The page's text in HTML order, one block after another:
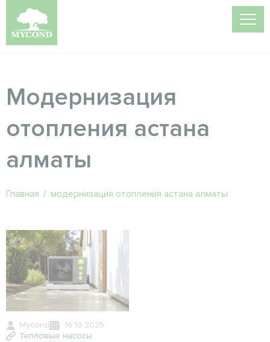
Модернизация
отопления астана
алматы
Главная / модернизация отопления астана алматы
Mycond
16.10.2025
Тепловые насосы